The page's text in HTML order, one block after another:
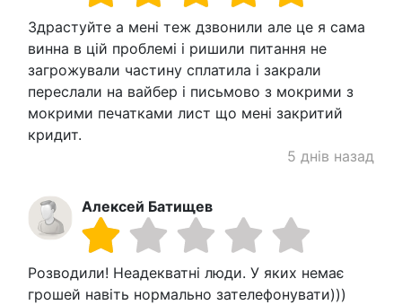
Здрастуйте а мені теж дзвонили але це я сама
винна в цій проблемі і ришили питання не
загрожували частину сплатила і закрали
переслали на вайбер і письмово з мокрими з
мокрими печатками лист що мені закритий
кридит.
5 днів назад
Алексей Батищев
Розводили! Неадекватні люди. У яких немає
грошей навіть нормально зателефонувати)))